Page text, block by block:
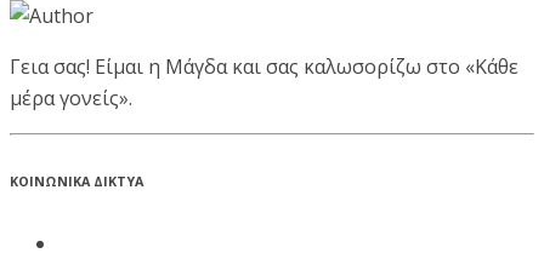
Γεια σας! Είμαι η Μάγδα και σας καλωσορίζω στο «Κάθε
μέρα γονείς».
ΚΟΙΝΩΝΙΚΑ ΔΙΚΤΥΑ